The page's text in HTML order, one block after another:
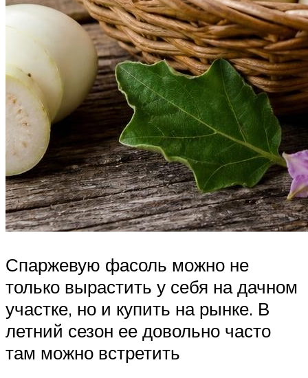
Спаржевую фасоль можно не
только вырастить у себя на дачном
участке, но и купить на рынке. В
летний сезон ее довольно часто
там можно встретить